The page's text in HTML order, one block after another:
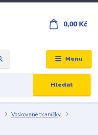
Menu
Hledat
0,00 Kč
Voskované tkaničky